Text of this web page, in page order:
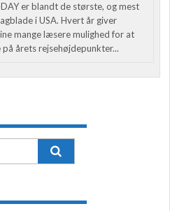
er blandt de største, og mest
i USA. Hvert år giver
mange læsere mulighed for at
på årets rejsehøjdepunkter...